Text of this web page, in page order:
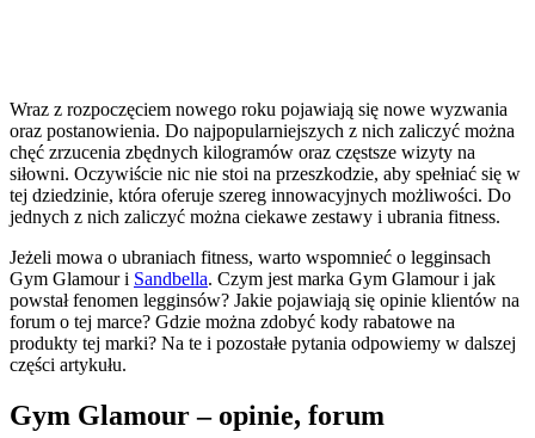
Wraz z rozpoczęciem nowego roku pojawiają się nowe wyzwania
oraz postanowienia. Do najpopularniejszych z nich zaliczyć można
chęć zrzucenia zbędnych kilogramów oraz częstsze wizyty na
siłowni. Oczywiście nic nie stoi na przeszkodzie, aby spełniać się w
tej dziedzinie, która oferuje szereg innowacyjnych możliwości. Do
jednych z nich zaliczyć można ciekawe zestawy i ubrania fitness.
Jeżeli mowa o ubraniach fitness, warto wspomnieć o legginsach
Gym Glamour i Sandbella. Czym jest marka Gym Glamour i jak
powstał fenomen legginsów? Jakie pojawiają się opinie klientów na
forum o tej marce? Gdzie można zdobyć kody rabatowe na
produkty tej marki? Na te i pozostałe pytania odpowiemy w dalszej
części artykułu.
Gym Glamour – opinie, forum